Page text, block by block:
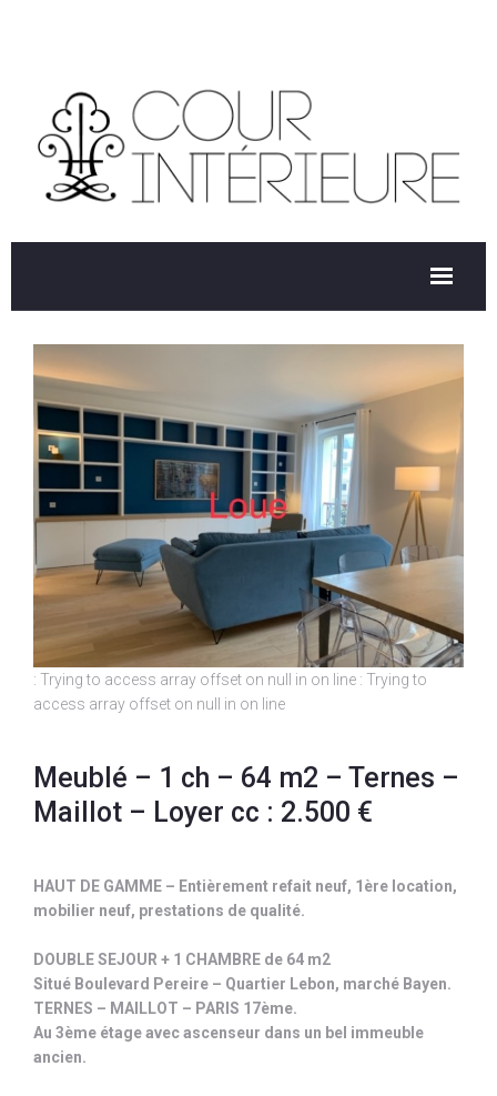
: Trying to access array offset on null in on line : Trying to
access array offset on null in on line
Meublé – 1 ch – 64 m2 – Ternes –
Maillot – Loyer cc : 2.500 €
HAUT DE GAMME – Entièrement refait neuf, 1ère location,
mobilier neuf, prestations de qualité.
DOUBLE SEJOUR + 1 CHAMBRE de 64 m2
Situé Boulevard Pereire – Quartier Lebon, marché Bayen.
TERNES – MAILLOT – PARIS 17ème.
Au 3ème étage avec ascenseur dans un bel immeuble
ancien.